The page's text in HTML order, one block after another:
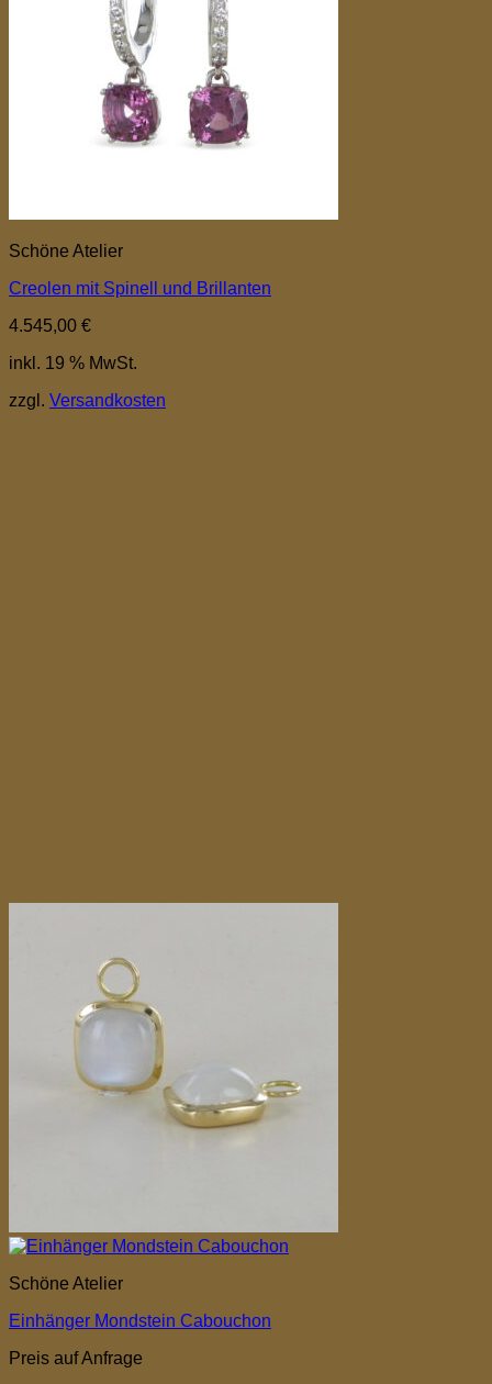
Schöne Atelier
Creolen mit Spinell und Brillanten
4.545,00 €
inkl. 19 % MwSt.
zzgl. Versandkosten
Schöne Atelier
Einhänger Mondstein Cabouchon
Preis auf Anfrage